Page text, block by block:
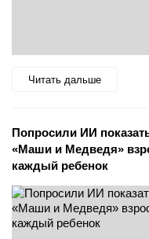
Читать дальше
Попросили ИИ
«Маши и Медведя»
каждый ребенок